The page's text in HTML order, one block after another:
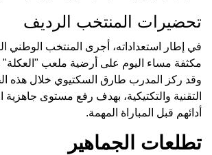
تحضيرات المنتخب الرديف
في إطار استعداداته، أجرى المنتخب الوطني
مكثفة مساء اليوم على أرضية ملعب "العكلة"
وقد ركز المدرب طارق السكتيوي خلال هذه
التقنية والتكتيكية، بهدف رفع مستوى جاهزية
أدائهم قبل المباراة المهمة.
تطلعات الجماهير